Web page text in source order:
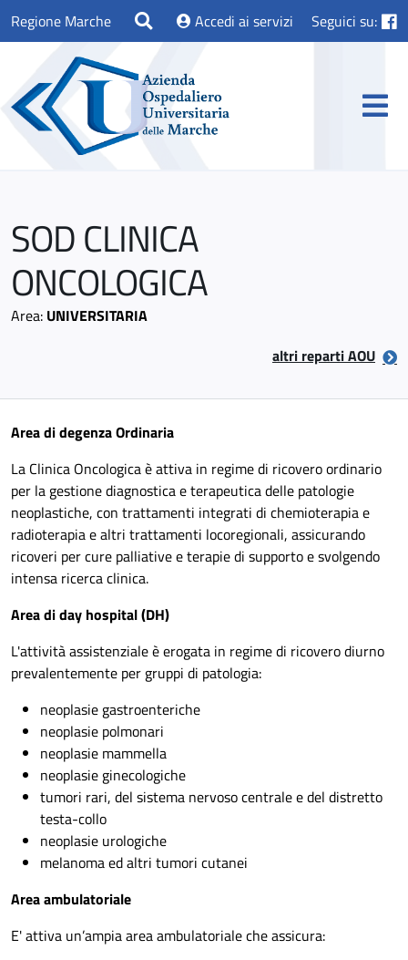
Regione Marche Accedi ai servizi Seguici su:
SOD CLINICA
ONCOLOGICA
Area: UNIVERSITARIA
altri reparti AOU
Area di degenza Ordinaria
La Clinica Oncologica è attiva in regime di ricovero ordinario
per la gestione diagnostica e terapeutica delle patologie
neoplastiche, con trattamenti integrati di chemioterapia e
radioterapia e altri trattamenti locoregionali, assicurando
ricoveri per cure palliative e terapie di supporto e svolgendo
intensa ricerca clinica.
Area di day hospital (DH)
L'attività assistenziale è erogata in regime di ricovero diurno
prevalentemente per gruppi di patologia:
neoplasie gastroenteriche
neoplasie polmonari
neoplasie mammella
neoplasie ginecologiche
tumori rari, del sistema nervoso centrale e del distretto
testa-collo
neoplasie urologiche
melanoma ed altri tumori cutanei
Area ambulatoriale
E' attiva un’ampia area ambulatoriale che assicura: